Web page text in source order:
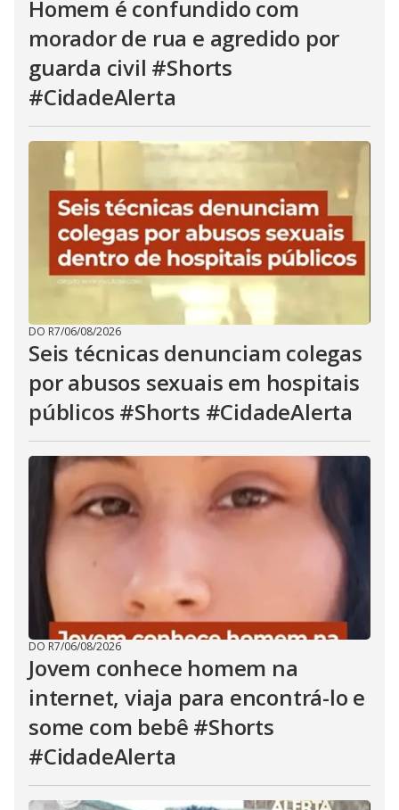
Homem é confundido com
morador de rua e agredido por
guarda civil #Shorts
#CidadeAlerta
DO R7/06/08/2026
Seis técnicas denunciam colegas
por abusos sexuais em hospitais
públicos #Shorts #CidadeAlerta
DO R7/06/08/2026
Jovem conhece homem na
internet, viaja para encontrá-lo e
some com bebê #Shorts
#CidadeAlerta